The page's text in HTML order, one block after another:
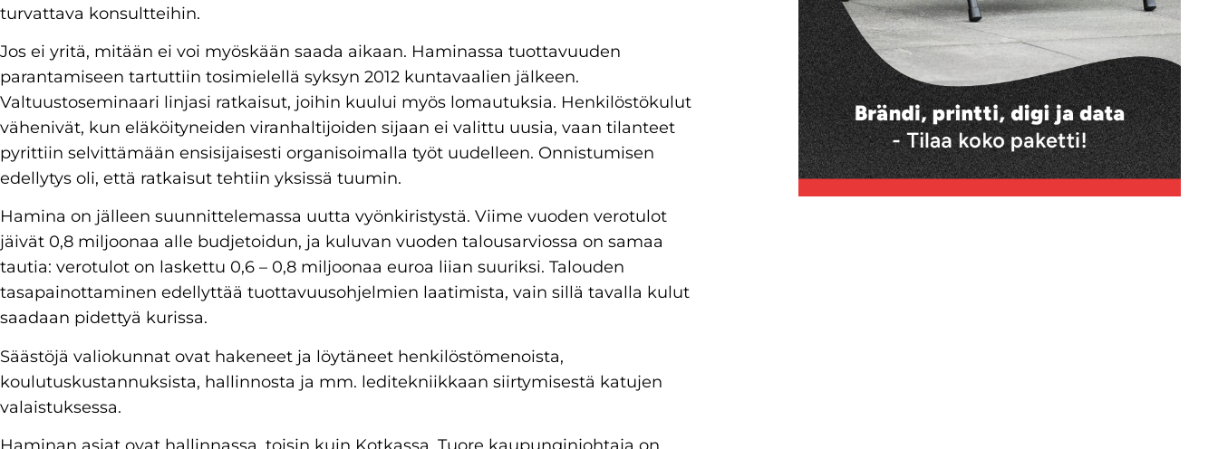
turvattava konsultteihin.
Jos ei yritä, mitään ei voi myöskään saada aikaan. Haminassa tuottavuuden
parantamiseen tartuttiin tosimielellä syksyn 2012 kuntavaalien jälkeen.
Valtuustoseminaari linjasi ratkaisut, joihin kuului myös lomautuksia. Henkilöstökulut
vähenivät, kun eläköityneiden viranhaltijoiden sijaan ei valittu uusia, vaan tilanteet
pyrittiin selvittämään ensisijaisesti organisoimalla työt uudelleen. Onnistumisen
edellytys oli, että ratkaisut tehtiin yksissä tuumin.
Hamina on jälleen suunnittelemassa uutta vyönkiristystä. Viime vuoden verotulot
jäivät 0,8 miljoonaa alle budjetoidun, ja kuluvan vuoden talousarviossa on samaa
tautia: verotulot on laskettu 0,6 – 0,8 miljoonaa euroa liian suuriksi. Talouden
tasapainottaminen edellyttää tuottavuusohjelmien laatimista, vain sillä tavalla kulut
saadaan pidettyä kurissa.
Säästöjä valiokunnat ovat hakeneet ja löytäneet henkilöstömenoista,
koulutuskustannuksista, hallinnosta ja mm. leditekniikkaan siirtymisestä katujen
valaistuksessa.